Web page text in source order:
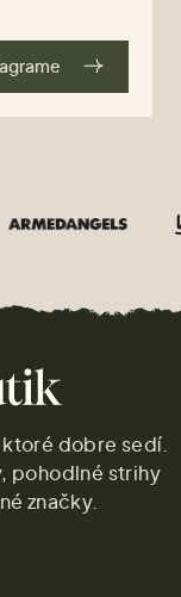
dobre sedí.
pohodlné strihy
značky.